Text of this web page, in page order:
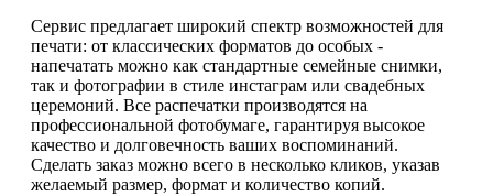
Сервис предлагает широкий спектр возможностей для
печати: от классических форматов до особых -
напечатать можно как стандартные семейные снимки,
так и фотографии в стиле инстаграм или свадебных
церемоний. Все распечатки производятся на
профессиональной фотобумаге, гарантируя высокое
качество и долговечность ваших воспоминаний.
Сделать заказ можно всего в несколько кликов, указав
желаемый размер, формат и количество копий.